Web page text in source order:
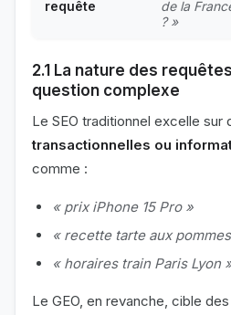
requête
de la
? »
2.1 La nature des
question complexe
Le SEO traditionnel excelle sur
transactionnelles ou
comme :
« prix iPhone 15 Pro »
« recette tarte aux
« horaires train Paris Lyon
Le GEO, en revanche, cible des